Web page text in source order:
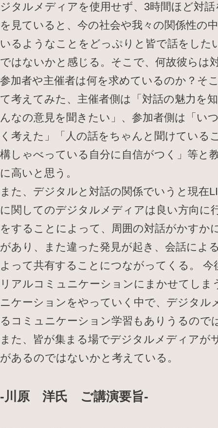
ジタルメディアを使用せず、3時間ほど対
を見ていると、今の社会や我々の関係性の
いるようなことをどっぷりと皆で話をした
ではないかと感じる。そこで、何故彼らは
参加者や主催者は何を求めているのか？そ
て考えてみた、主催者側は「対話の魅力を
んなの意見を聞きたい」、参加者側は「い
く考えた」「人の話をちゃんと聞けている
構しゃべっている自分に自信がつく」等と
に高いと思う。
また、デジタルと対話の関係でいうと現在
に関してのデジタルメディアは良い方向に
をすることによって、周囲の対話がかすか
があり、また違った発見が起き、会話によ
よって共有することにつながってくる。 今
リアルコミュニケーションにまかせてしま
ニケーションをやっていく中で、デジタル
るコミュニケーション学習もありうるので
また、皆が集まる場でデジタルメディアが
があるのではないかと考えている。
-川原 洋氏 ご講演要旨-